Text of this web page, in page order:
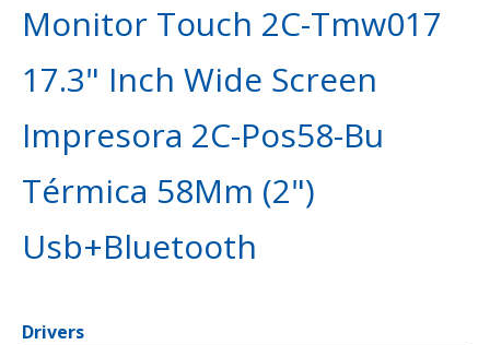
Monitor Touch 2C-Tmw017
17.3" Inch Wide Screen
Impresora 2C-Pos58-Bu
Térmica 58Mm (2")
Usb+Bluetooth
Drivers